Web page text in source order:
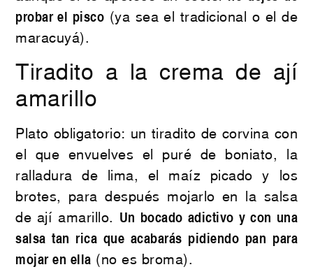
probar el pisco (ya sea el tradicional o el de
maracuyá).
Tiradito a la crema de ají
amarillo
Plato obligatorio: un tiradito de corvina con
el que envuelves el puré de boniato, la
ralladura de lima, el maíz picado y los
brotes, para después mojarlo en la salsa
de ají amarillo. Un bocado adictivo y con una
salsa tan rica que acabarás pidiendo pan para
mojar en ella (no es broma).